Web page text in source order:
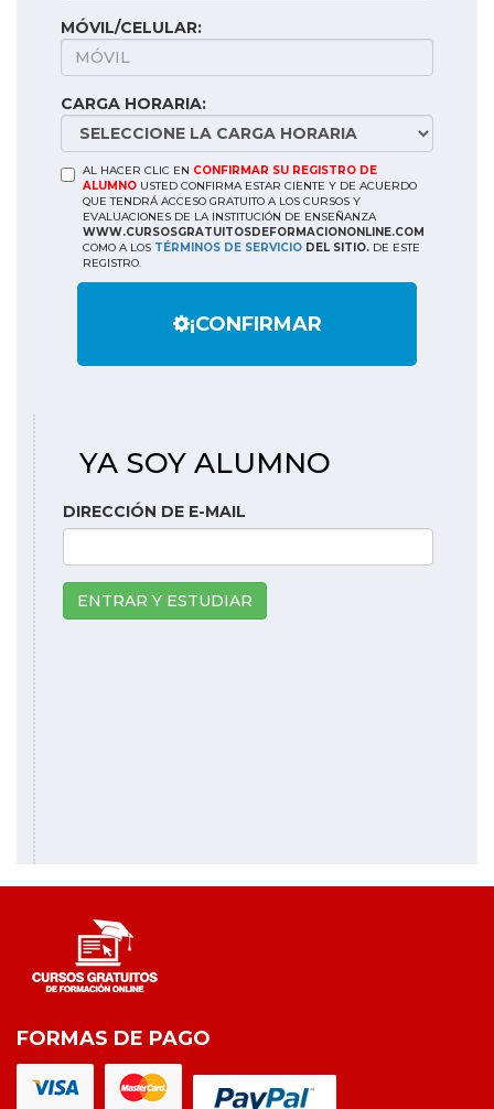
MÓVIL/CELULAR:
CARGA HORARIA:
AL HACER CLIC EN CONFIRMAR SU REGISTRO DE
ALUMNO USTED CONFIRMA ESTAR CIENTE Y DE ACUERDO
QUE TENDRÁ ACCESO GRATUITO A LOS CURSOS Y
EVALUACIONES DE LA INSTITUCIÓN DE ENSEÑANZA
WWW.CURSOSGRATUITOSDEFORMACIONONLINE.COM
COMO A LOS TÉRMINOS DE SERVICIO DEL SITIO. DE ESTE
REGISTRO.
¡CONFIRMAR
YA SOY ALUMNO
DIRECCIÓN DE E-MAIL
ENTRAR Y ESTUDIAR
FORMAS DE PAGO